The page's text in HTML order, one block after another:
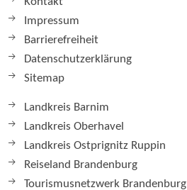
Impressum
Barrierefreiheit
Datenschutzerklärung
Sitemap
Landkreis Barnim
Landkreis Oberhavel
Landkreis Ostprignitz Ruppin
Reiseland Brandenburg
Tourismusnetzwerk Brandenburg